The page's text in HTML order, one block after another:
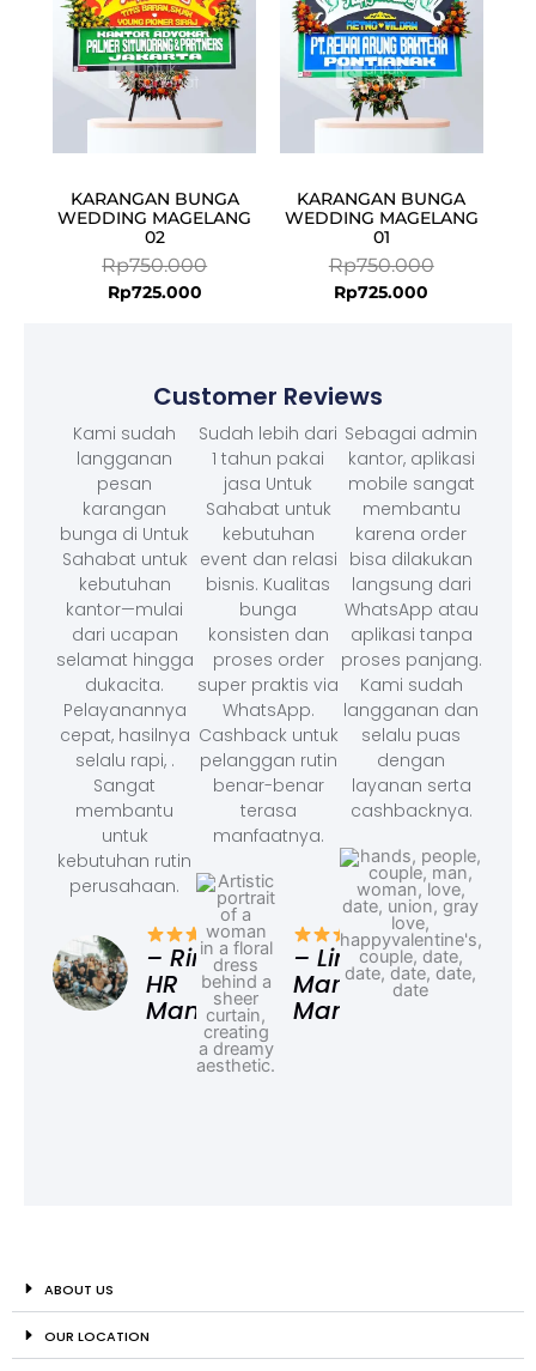
KARANGAN BUNGA
WEDDING MAGELANG
02
Rp750.000
Rp725.000
KARANGAN BUNGA
WEDDING MAGELANG
01
Rp750.000
Rp725.000
Customer Reviews
Kami sudah
langganan
pesan
karangan
bunga di Untuk
Sahabat untuk
kebutuhan
kantor—mulai
dari ucapan
selamat hingga
dukacita.
Pelayanannya
cepat, hasilnya
selalu rapi, .
Sangat
membantu
untuk
kebutuhan rutin
perusahaan.
– Rina,
HR
Manager
Sudah lebih dari
1 tahun pakai
jasa Untuk
Sahabat untuk
kebutuhan
event dan relasi
bisnis. Kualitas
bunga
konsisten dan
proses order
super praktis via
WhatsApp.
Cashback untuk
pelanggan rutin
benar-benar
terasa
manfaatnya.
– Linda,
Marketing
Manager
Sebagai admin
kantor, aplikasi
mobile sangat
membantu
karena order
bisa dilakukan
langsung dari
WhatsApp atau
aplikasi tanpa
proses panjang.
Kami sudah
langganan dan
selalu puas
dengan
layanan serta
cashbacknya.
ABOUT US
OUR LOCATION